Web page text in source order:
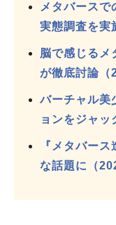
メタバースで
実態調査を実
脳で感じるメ
が徹底討論（
バーチャル美
ョンをジャッ
『メタバー
な話題に（